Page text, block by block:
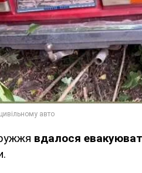
вдалося